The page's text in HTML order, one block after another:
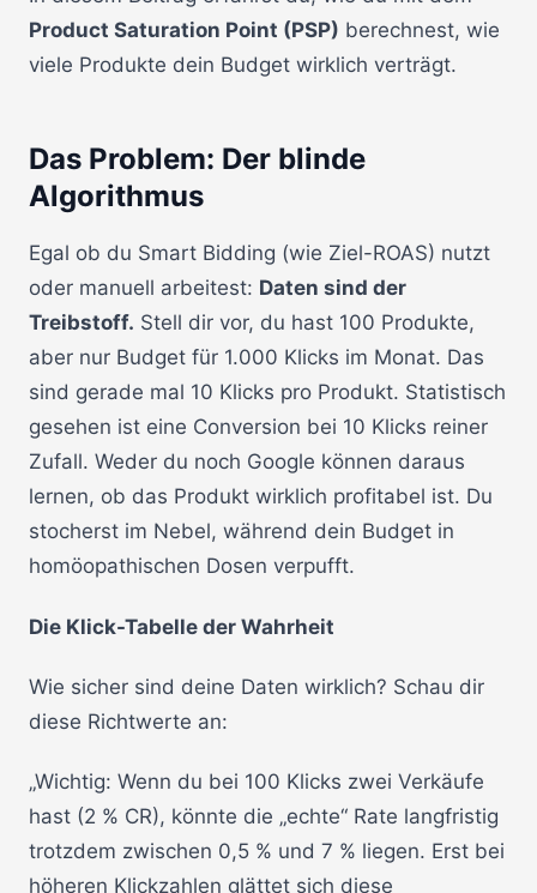
Product Saturation Point (PSP) berechnest, wie
viele Produkte dein Budget wirklich verträgt.
Das Problem: Der blinde
Algorithmus
Egal ob du Smart Bidding (wie Ziel-ROAS) nutzt
oder manuell arbeitest: Daten sind der
Treibstoff. Stell dir vor, du hast 100 Produkte,
aber nur Budget für 1.000 Klicks im Monat. Das
sind gerade mal 10 Klicks pro Produkt. Statistisch
gesehen ist eine Conversion bei 10 Klicks reiner
Zufall. Weder du noch Google können daraus
lernen, ob das Produkt wirklich profitabel ist. Du
stocherst im Nebel, während dein Budget in
homöopathischen Dosen verpufft.
Die Klick-Tabelle der Wahrheit
Wie sicher sind deine Daten wirklich? Schau dir
diese Richtwerte an:
„Wichtig: Wenn du bei 100 Klicks zwei Verkäufe
hast (2 % CR), könnte die „echte“ Rate langfristig
trotzdem zwischen 0,5 % und 7 % liegen. Erst bei
höheren Klickzahlen glättet sich diese